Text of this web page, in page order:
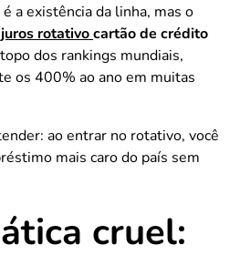
a existência da linha, mas o
juros rotativocartão de crédito
dos rankings mundiais,
os 400% ao ano em muitas
ao entrar no rotativo, você
mais caro do país sem
cruel: